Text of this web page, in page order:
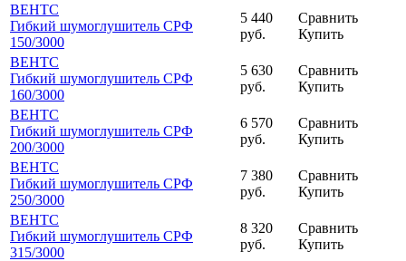
ВЕНТС
Гибкий шумоглушитель СРФ
150/3000
5 440
руб.
Сравнить
Купить
ВЕНТС
Гибкий шумоглушитель СРФ
160/3000
5 630
руб.
Сравнить
Купить
ВЕНТС
Гибкий шумоглушитель СРФ
200/3000
6 570
руб.
Сравнить
Купить
ВЕНТС
Гибкий шумоглушитель СРФ
250/3000
7 380
руб.
Сравнить
Купить
ВЕНТС
Гибкий шумоглушитель СРФ
315/3000
8 320
руб.
Сравнить
Купить